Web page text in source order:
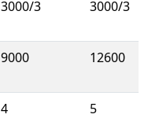
3000/3 3000/3
9000 12600
4 5